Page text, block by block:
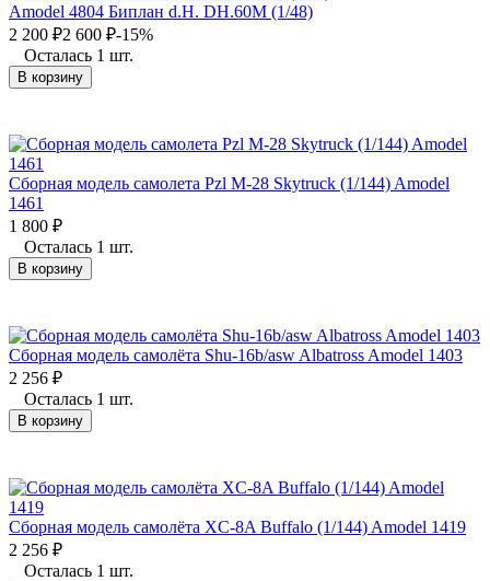
Amodel 4804 Биплан d.H. DH.60M (1/48)
2 200 ₽2 600 ₽-15%
Осталась 1 шт.
В корзину
Сборная модель самолета Pzl M-28 Skytruck (1/144) Amodel
1461
1 800 ₽
Осталась 1 шт.
В корзину
Сборная модель самолёта Shu-16b/asw Albatross Amodel 1403
2 256 ₽
Осталась 1 шт.
В корзину
Сборная модель самолёта XC-8A Buffalo (1/144) Amodel 1419
2 256 ₽
Осталась 1 шт.